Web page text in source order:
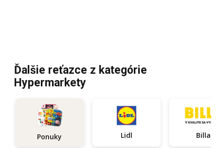
Ďalšie reťazce z kategórie
Hypermarkety
Ponuky Lidl Billa